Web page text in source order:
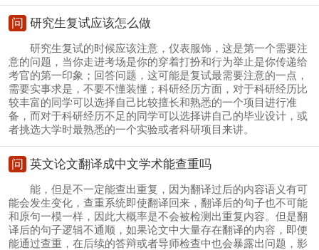
问 研究生复试应该怎么做
研究生复试的时候应该注意，仪表服饰，这是第一个需要注
意的问题，当你走进考场是你的穿着打扮和行为举止是你传递给
考官的第一印象；回答问题，这可能是复试最需要注意的一点，
需要实事求是，不要不懂装懂；科研经历方面，对于科研经历比
较丰富的同学可以选择自己比较擅长和熟悉的一个项目进行准
备，而对于科研经历不足的同学可以选择讲自己的毕业设计，或
者挑选大学时最熟悉的一个实验或者科研项目来讲。
问 英文论文翻译成中文学术能查重吗
能，但是不一定能查出重复，因为翻译过后的内容语义有可
能会发生变化，查重系统即使翻译回来，翻译后的句子也不可能
和原句一模一样，因此大概率是不会被检测出重复内容。但是翻
译后的句子逻辑不通顺，如果论文中大量存在翻译的内容，即便
能通过查重，在后续的答辩或者导师检查中也会暴露出问题，影